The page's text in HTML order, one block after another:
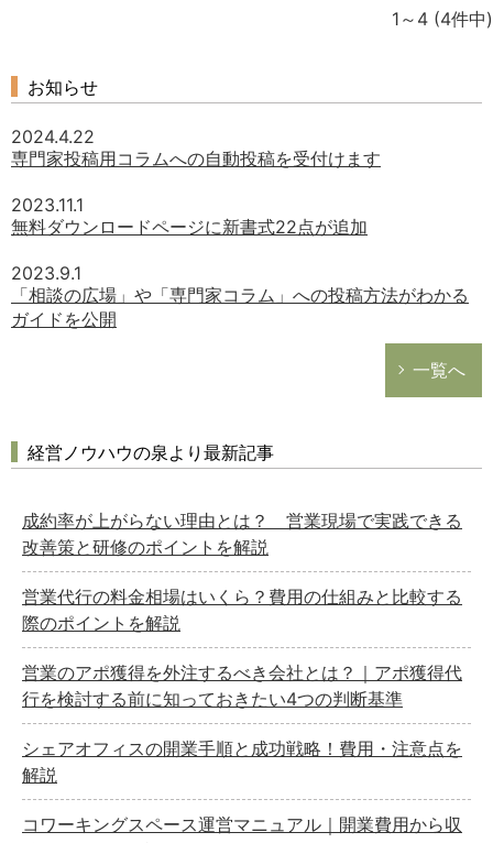
1～4 (4件中)
お知らせ
2024.4.22
専門家投稿用コラムへの自動投稿を受付けます
2023.11.1
無料ダウンロードページに新書式22点が追加
2023.9.1
「相談の広場」や「専門家コラム」への投稿方法がわかる
ガイドを公開
一覧へ
経営ノウハウの泉より最新記事
成約率が上がらない理由とは？ 営業現場で実践できる
改善策と研修のポイントを解説
営業代行の料金相場はいくら？費用の仕組みと比較する
際のポイントを解説
営業のアポ獲得を外注するべき会社とは？｜アポ獲得代
行を検討する前に知っておきたい4つの判断基準
シェアオフィスの開業手順と成功戦略！費用・注意点を
解説
コワーキングスペース運営マニュアル｜開業費用から収